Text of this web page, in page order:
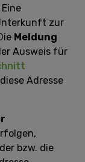
zur
Meldung
Ausweis für
Adresse
bzw. die